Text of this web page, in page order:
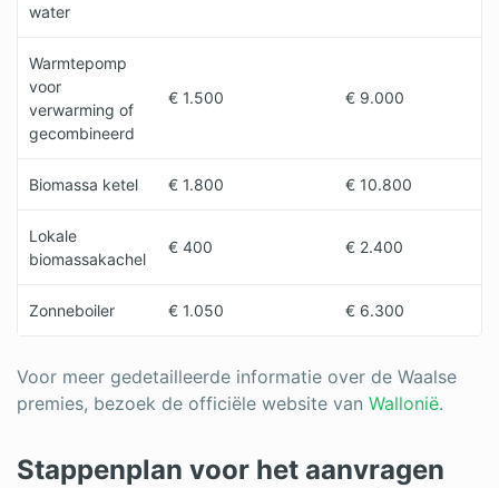
water
Warmtepomp
voor
verwarming of
gecombineerd
€ 1.500 € 9.000
Biomassa ketel € 1.800 € 10.800
Lokale
biomassakachel
€ 400 € 2.400
Zonneboiler € 1.050 € 6.300
Voor meer gedetailleerde informatie over de Waalse
premies, bezoek de officiële website van Wallonië.
Stappenplan voor het aanvragen